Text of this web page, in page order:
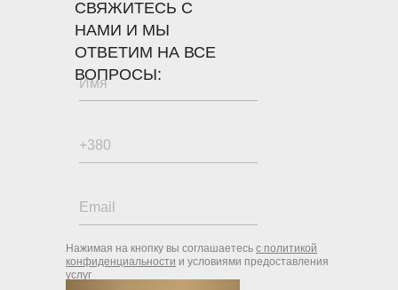
СВЯЖИТЕСЬ С
НАМИ И МЫ
ОТВЕТИМ НА ВСЕ
ВОПРОСЫ:
Нажимая на кнопку вы соглашаетесь с политикой
конфиденциальности и условиями предоставления
услуг